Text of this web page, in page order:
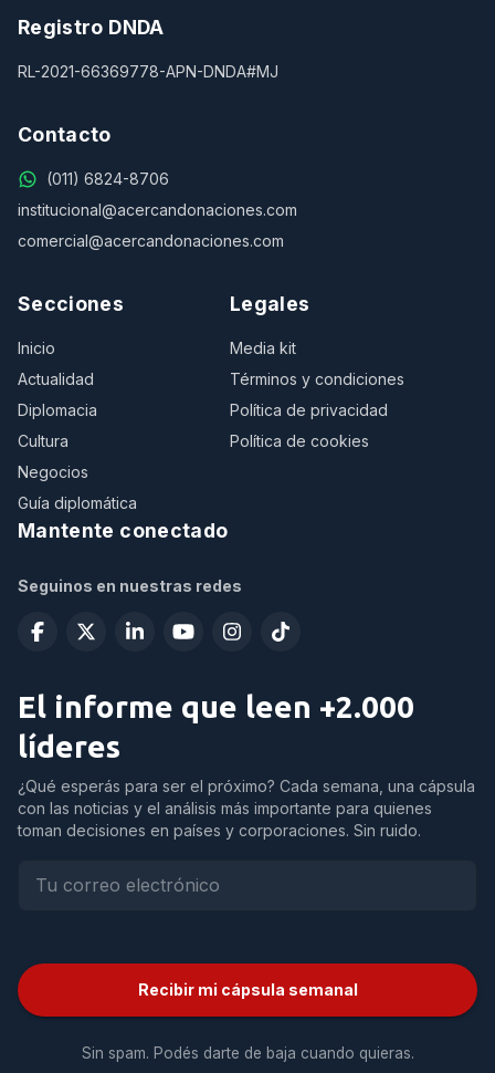
Registro DNDA
RL-2021-66369778-APN-DNDA#MJ
Contacto
(011) 6824-8706
institucional@acercandonaciones.com
comercial@acercandonaciones.com
Secciones
Inicio
Actualidad
Diplomacia
Cultura
Negocios
Guía diplomática
Legales
Media kit
Términos y condiciones
Política de privacidad
Política de cookies
Mantente conectado
Seguinos en nuestras redes
El informe que leen +2.000
líderes
¿Qué esperás para ser el próximo? Cada semana, una cápsula
con las noticias y el análisis más importante para quienes
toman decisiones en países y corporaciones. Sin ruido.
Recibir mi cápsula semanal
Sin spam. Podés darte de baja cuando quieras.